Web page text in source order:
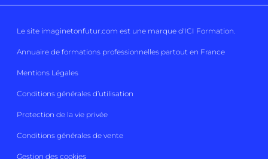
Le site imaginetonfutur.com est une marque d'ICI Formation.
Annuaire de formations professionnelles partout en France
Mentions Légales
Conditions générales d’utilisation
Protection de la vie privée
Conditions générales de vente
Gestion des cookies